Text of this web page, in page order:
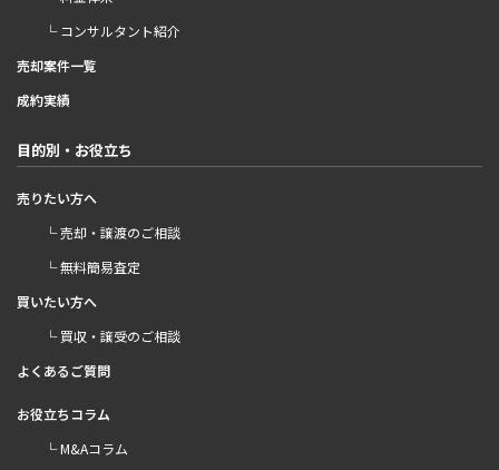
└ コンサルタント紹介
売却案件一覧
成約実績
目的別・お役立ち
売りたい方へ
└ 売却・譲渡のご相談
└ 無料簡易査定
買いたい方へ
└ 買収・譲受のご相談
よくあるご質問
お役立ちコラム
└ M&Aコラム